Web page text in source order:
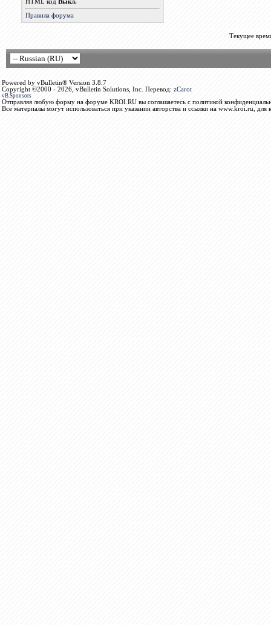
Правила форума
Текущее
Powered by vBulletin® Version 3.8.7
Copyright ©2000 - 2026, vBulletin Solutions, Inc. Перевод: zCarot
vB.Sponsors
Отправляя любую форму на форуме KROI.RU вы соглашаетесь с политикой
Все материалы могут использоваться при указании авторства и ссылки на www.kroi.ru, для